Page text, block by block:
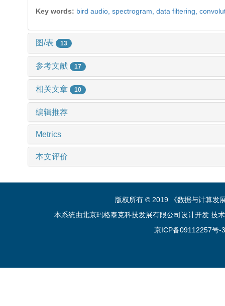
Key words: bird audio, spectrogram, data filtering,
图/表 13
参考文献 17
相关文章 10
编辑推荐
Metrics
本文评价
版权所有 © 2019 《数据与计算发
本系统由北京玛格泰克科技发展有限公司设计开发 技
京ICP备09112257号-